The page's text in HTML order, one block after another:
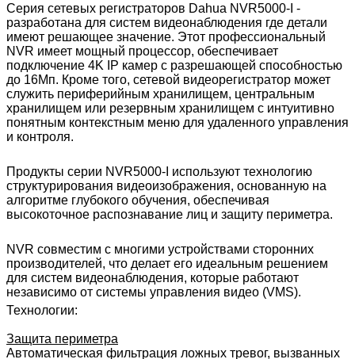
Cерия сетевых регистраторов Dahua NVR5000-I -
разработана для систем видеонаблюдения где детали
имеют решающее значение. Этот профессиональный
NVR имеет мощный процессор, обеспечивает
подключение 4K IP камер с разрешающей способностью
до 16Мп. Кроме того, сетевой видеорегистратор может
служить периферийным хранилищем, центральным
хранилищем или резервным хранилищем с интуитивно
понятным контекстным меню для удаленного управления
и контроля.
Продукты серии NVR5000-I используют технологию
структурирования видеоизображения, основанную на
алгоритме глубокого обучения, обеспечивая
высокоточное распознавание лиц и защиту периметра.
NVR совместим с многими устройствами сторонних
производителей, что делает его идеальным решением
для систем видеонаблюдения, которые работают
независимо от системы управления видео (VMS).
Технологии:
Защита периметра
Автоматическая фильтрация ложных тревог, вызванных